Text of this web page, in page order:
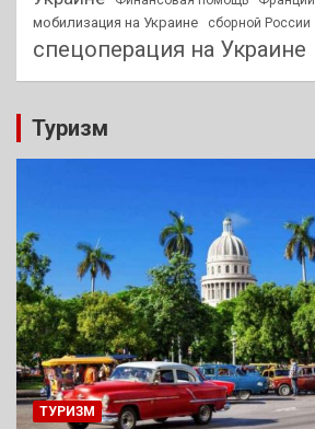
мобилизация на Украине сборной России
спецоперация на Украине
Туризм
ТУРИЗМ